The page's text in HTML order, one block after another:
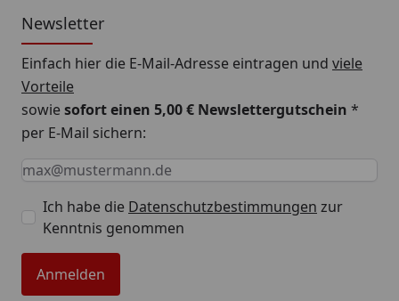
Newsletter
Einfach hier die E-Mail-Adresse eintragen und viele
Vorteile
sowiesofort einen 5,00 € Newslettergutschein *
per E-Mail sichern:
Keine Eingabe erforderlich
Eingabe erforderlich
E-Mail *
Ich habe die Datenschutzbestimmungen zur
Kenntnis genommen
Anmelden